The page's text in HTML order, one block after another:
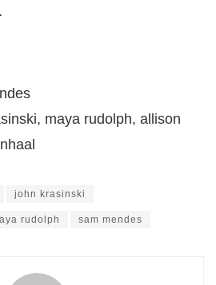
maya rudolph, allison
john krasinski
rudolph sam mendes